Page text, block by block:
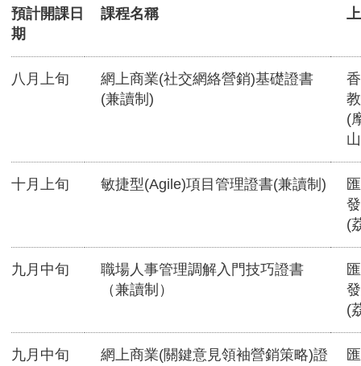
預計開課日
期
課程名稱
八月上旬
網上商業(社交網絡營銷)基礎證書
(兼讀制)
(
十月上旬 敏捷型(Agile)項目管理證書(兼讀制)
(
九月中旬
職場人事管理調解入門技巧證書
（兼讀制）
(
九月中旬
網上商業(關鍵意見領袖營銷策略)證